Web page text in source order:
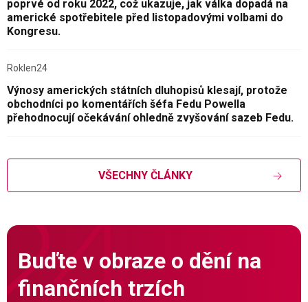
poprvé od roku 2022, což ukazuje, jak válka dopadá na
americké spotřebitele před listopadovými volbami do
Kongresu.
Roklen24
Výnosy amerických státních dluhopisů klesají, protože
obchodníci po komentářích šéfa Fedu Powella
přehodnocují očekávání ohledně zvyšování sazeb Fedu.
VŠECHNY ČLÁNKY
Buďte v obraze o dění na
finančních trzích